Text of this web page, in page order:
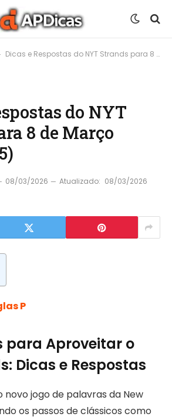
Dicas e Respostas do NYT Strands para 8 de Março (Jogo #735)
do NYT
8 de Março
08/03/2026 Atualizado: 08/03/2026
P
para Aproveitar o
Dicas e Respostas
novo jogo de palavras da New
os passos de clássicos como